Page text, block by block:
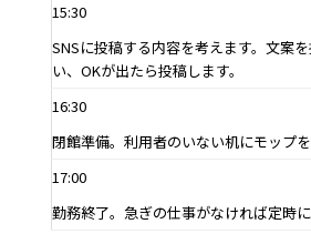
15:30
SNSに投稿する内容を考えます。文案
い、OKが出たら投稿します。
16:30
閉館準備。利用者のいない机にモップを
17:00
勤務終了。急ぎの仕事がなければ定時に